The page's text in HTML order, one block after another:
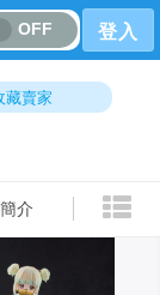
OFF 登入
藏賣家
介
介